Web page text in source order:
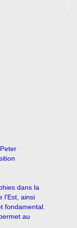
dans la
l’Est, ainsi
fondamental.
au